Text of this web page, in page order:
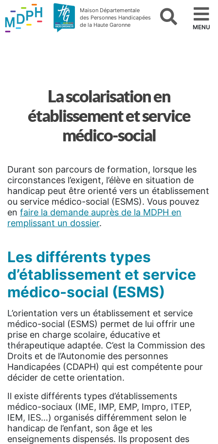
Maison Départementale
des Personnes Handicapées
de la Haute Garonne
MENU
La scolarisation en
établissement et service
médico-social
Durant son parcours de formation, lorsque les
circonstances l’exigent, l’élève en situation de
handicap peut être orienté vers un établissement
ou service médico-social (ESMS). Vous pouvez
en faire la demande auprès de la MDPH en
remplissant un dossier.
Les différents types
d’établissement et service
médico-social (ESMS)
L’orientation vers un établissement et service
médico-social (ESMS) permet de lui offrir une
prise en charge scolaire, éducative et
thérapeutique adaptée. C’est la Commission des
Droits et de l’Autonomie des personnes
Handicapées (CDAPH) qui est compétente pour
décider de cette orientation.
Il existe différents types d’établissements
médico-sociaux (IME, IMP, EMP, Impro, ITEP,
IEM, IES…) organisés différemment selon le
handicap de l’enfant, son âge et les
enseignements dispensés. Ils proposent des